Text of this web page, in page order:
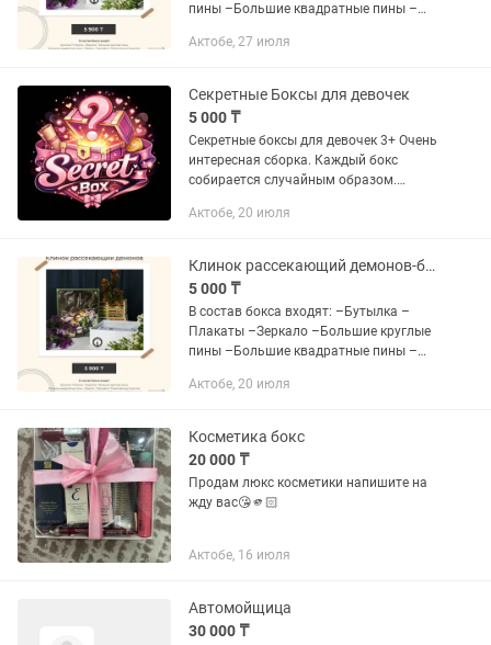
пины –Большие квадратные пины –
открытки –Тематическая памятная
Актобе, 27 июля
Секретные Боксы для девочек
5 000 ₸
Секретные боксы для девочек 3+ Очень
интересная сборка. Каждый бокс
собирается случайным образом.
подарка.secretbox04
Актобе, 20 июля
Клинок рассекающий демонов-бокс
5 000 ₸
В состав бокса входят: –Бутылка –
Плакаты –Зеркало –Большие круглые
пины –Большие квадратные пины –
открытки –Тематическая памятная
Актобе, 20 июля
Косметика бокс
20 000 ₸
Продам люкс косметики напишите на
жду вас😘🫵🏻
Актобе, 16 июля
Автомойщица
30 000 ₸